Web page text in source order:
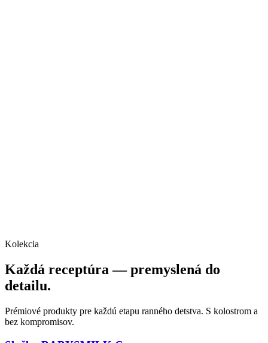
Kolekcia
Každá receptúra — premyslená do
detailu.
Prémiové produkty pre každú etapu ranného detstva. S kolostrom a
bez kompromisov.